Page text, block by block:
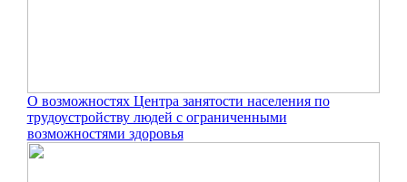
О возможностях Центра занятости населения по
трудоустройству людей с ограниченными
возможностями здоровья